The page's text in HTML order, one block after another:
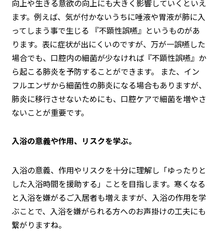
向上や生きる意欲の向上にも大きく影響していくといえ
ます。例えば、気が付かないうちに唾液や胃液が肺に入
ってしまう事で生じる 『不顕性誤嚥』というものがあ
ります。表に症状が出にくいのですが、万が一誤嚥した
場合でも、口腔内の細菌が少なければ『不顕性誤嚥』か
ら起こる肺炎を予防することができます。 また、イン
フルエンザから細菌性の肺炎になる場合もありますが、
肺炎に移行させないためにも、口腔ケアで細菌を増やさ
ないことが重要です。
入浴の意義や作用、リスクを学ぶ。
入浴の意義、作用やリスクを十分に理解し「ゆったりと
した入浴時間を援助する」ことを目指します。寒くなる
と入浴を嫌がるご入居者も増えますが、入浴の作用を学
ぶことで、入浴を嫌がられる方へのお声掛けの工夫にも
繋がりますね。